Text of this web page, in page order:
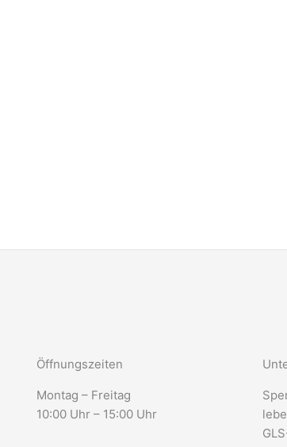
Öffnungszeiten
Montag – Freitag
10:00 Uhr – 15:00 Uhr